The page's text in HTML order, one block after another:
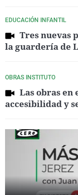
EDUCACIÓN INFANTIL
Tres nuevas
la guardería de
OBRAS INSTITUTO
Las obras en
accesibilidad y